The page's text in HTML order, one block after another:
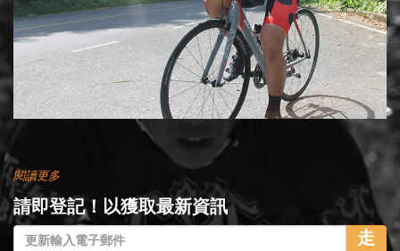
閱讀更多
請即登記！以獲取最新資訊
走